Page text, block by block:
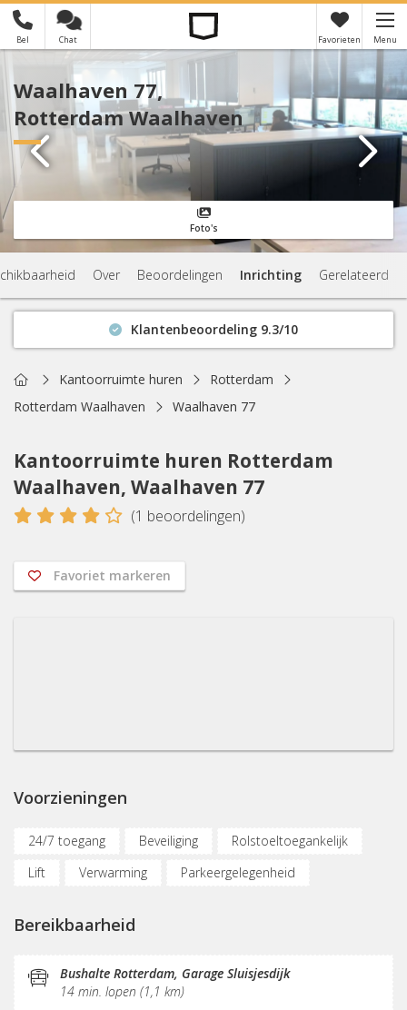
Bel Chat Favorieten Menu
Je hebt nog geen favorieten ×
Waalhaven 77,
Rotterdam Waalhaven
Foto's
Over Beoordelingen Inrichting Gerelateerd
Klantenbeoordeling 9.3/10
Actuele beschikbaarheid
HomeKantoorruimte huren
Rotterdam
Rotterdam Waalhaven
Waalhaven 77
Kantoorruimte huren Rotterdam
Waalhaven, Waalhaven 77
4 (1 beoordelingen)
Favoriet markeren
Voorzieningen
24/7 toegang Beveiliging
Rolstoeltoegankelijk
Lift
Verwarming
Parkeergelegenheid
(Flex)werkplekken
Internetmogelijkheden
Printservice
KVK-inschrijving
Sociaal hart
Bereikbaarheid
Bushalte Rotterdam, Garage Sluisjesdijk
14 min. lopen (1,1 km)